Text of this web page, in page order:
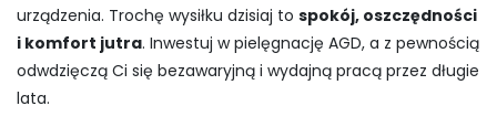
urządzenia. Trochę wysiłku dzisiaj to spokój, oszczędności
i komfort jutra. Inwestuj w pielęgnację AGD, a z pewnością
odwdzięczą Ci się bezawaryjną i wydajną pracą przez długie
lata.